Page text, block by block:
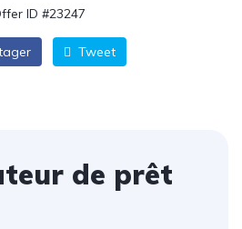
ID #23247
Tweet
de prêt